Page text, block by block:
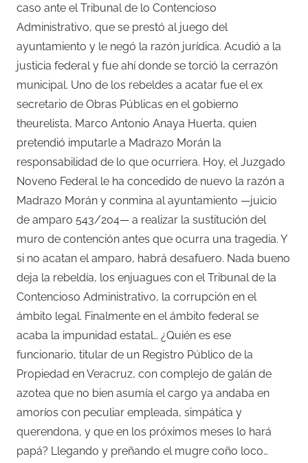
caso ante el Tribunal de lo Contencioso
Administrativo, que se prestó al juego del
ayuntamiento y le negó la razón jurídica. Acudió a la
justicia federal y fue ahí donde se torció la cerrazón
municipal. Uno de los rebeldes a acatar fue el ex
secretario de Obras Públicas en el gobierno
theurelista, Marco Antonio Anaya Huerta, quien
pretendió imputarle a Madrazo Morán la
responsabilidad de lo que ocurriera. Hoy, el Juzgado
Noveno Federal le ha concedido de nuevo la razón a
Madrazo Morán y conmina al ayuntamiento —juicio
de amparo 543/204— a realizar la sustitución del
muro de contención antes que ocurra una tragedia. Y
si no acatan el amparo, habrá desafuero. Nada bueno
deja la rebeldía, los enjuagues con el Tribunal de la
Contencioso Administrativo, la corrupción en el
ámbito legal. Finalmente en el ámbito federal se
acaba la impunidad estatal… ¿Quién es ese
funcionario, titular de un Registro Público de la
Propiedad en Veracruz, con complejo de galán de
azotea que no bien asumía el cargo ya andaba en
amoríos con peculiar empleada, simpática y
querendona, y que en los próximos meses lo hará
papá? Llegando y preñando el mugre coño loco…